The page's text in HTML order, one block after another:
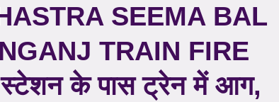
SEEMA BAL
TRAIN FIRE
के पास ट्रेन में आग,